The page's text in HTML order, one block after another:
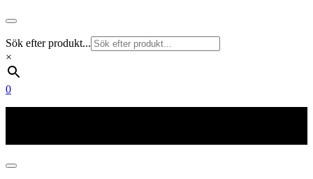
Sök efter produkt...
×
0